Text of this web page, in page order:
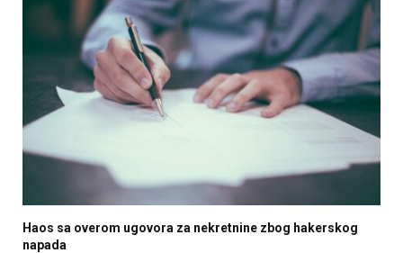
Haos sa overom ugovora za nekretnine zbog hakerskog
napada